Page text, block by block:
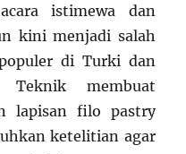
istimewa dan
kini menjadi salah
di Turki dan
Teknik membuat
lapisan filo pastry
ketelitian agar